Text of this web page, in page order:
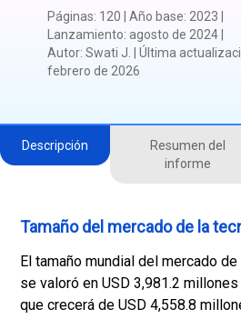
Páginas: 120 Año base: 2023
Lanzamiento: agosto de 2024|
Autor: Swati J. Última
febrero de 2026
Descripción
Resumen del
informe
Tamaño del mercado de la
El tamaño mundial del mercado
se valoró en USD 3,981.2
que crecerá de USD 4,558.8